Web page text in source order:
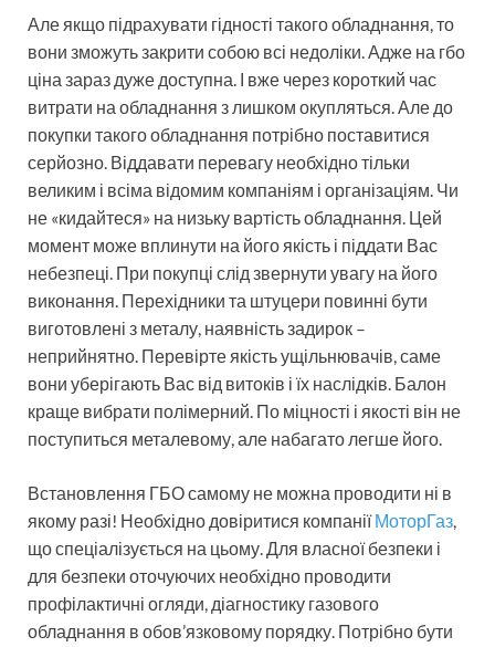
Але якщо підрахувати гідності такого обладнання, то
вони зможуть закрити собою всі недоліки. Адже на гбо
ціна зараз дуже доступна. І вже через короткий час
витрати на обладнання з лишком окупляться. Але до
покупки такого обладнання потрібно поставитися
серйозно. Віддавати перевагу необхідно тільки
великим і всіма відомим компаніям і організаціям. Чи
не «кидайтеся» на низьку вартість обладнання. Цей
момент може вплинути на його якість і піддати Вас
небезпеці. При покупці слід звернути увагу на його
виконання. Перехідники та штуцери повинні бути
виготовлені з металу, наявність задирок –
неприйнятно. Перевірте якість ущільнювачів, саме
вони уберігають Вас від витоків і їх наслідків. Балон
краще вибрати полімерний. По міцності і якості він не
поступиться металевому, але набагато легше його.
Встановлення ГБО самому не можна проводити ні в
якому разі! Необхідно довіритися компаніїМоторГаз,
що спеціалізується на цьому. Для власної безпеки і
для безпеки оточуючих необхідно проводити
профілактичні огляди, діагностику газового
обладнання в обов’язковому порядку. Потрібно бути